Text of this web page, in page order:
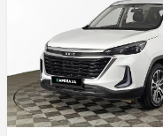
Сначала дороже
Пробег
Год новее
Год старше